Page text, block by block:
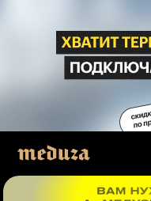
материалам